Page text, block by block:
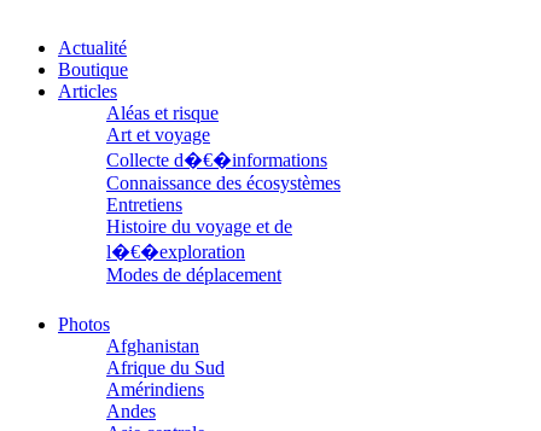
Cagnat René
Calonne Marc-Antoine
Calvez Tangi
Cann Typhaine
Carbonnaux Stéphan
Caritey Rémi
Carrau Noak
Caufriez Anne
Chérel Guillaume
Chambost Germain
Chapuis Éric
Chaud Marianne
Chenot Philippe
Chicurel Arnaud
Clémenceau Adrien
Colonna d’Istria Jérôme
Actualité
Boutique
Articles
Aléas et risque
Art et voyage
Collecte d�€�informations
Connaissance des écosystèmes
Entretiens
Histoire du voyage et de
l�€�exploration
Modes de déplacement
Parcours choisis
Patrimoine
Petite ethnographie
Portraits
Questions de survie
Réflexions
Photos
Afghanistan
Afrique du Sud
Amérindiens
Andes